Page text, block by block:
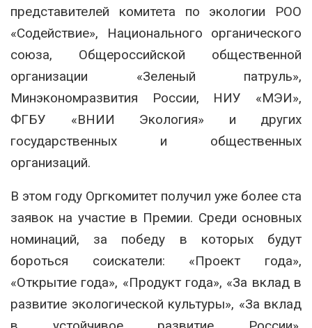
представителей комитета по экологии РОО
«Содействие», Национального органического
союза, Общероссийской общественной
организации «Зеленый патруль»,
Минэкономразвития России, НИУ «МЭИ»,
ФГБУ «ВНИИ Экология» и других
государственных и общественных
организаций.
В этом году Оргкомитет получил уже более ста
заявок на участие в Премии. Среди основных
номинаций, за победу в которых будут
бороться соискатели: «Проект года»,
«Открытие года», «Продукт года», «За вклад в
развитие экологической культуры», «За вклад